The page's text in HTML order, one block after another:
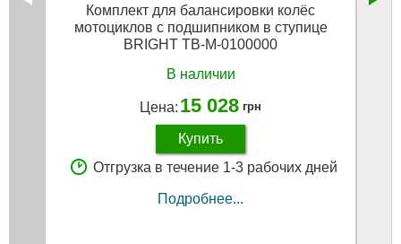
Комплект для балансировки колёс
мотоциклов с подшипником в ступице
BRIGHT TB-M-0100000
В наличии
Цена: 15 028 грн
Купить
Отгрузка в течение 1-3 рабочих дней
Подробнее...